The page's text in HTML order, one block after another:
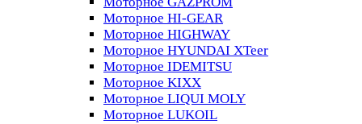
Моторное HI-GEAR
Моторное HIGHWAY
Моторное HYUNDAI XTeer
Моторное IDEMITSU
Моторное KIXX
Моторное LIQUI MOLY
Моторное LUKOIL